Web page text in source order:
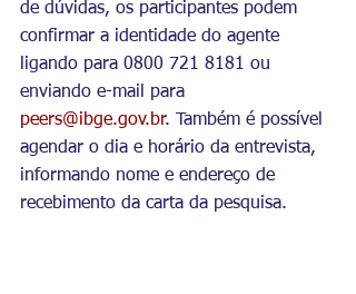
de dúvidas, os participantes podem
confirmar a identidade do agente
ligando para 0800 721 8181 ou
enviando e-mail para
peers@ibge.gov.br. Também é possível
agendar o dia e horário da entrevista,
informando nome e endereço de
recebimento da carta da pesquisa.